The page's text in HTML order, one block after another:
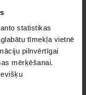
statistikas
tīmekļa vietnē
pilnvērtīgai
mērķēšanai.
Jūsu jautājumu